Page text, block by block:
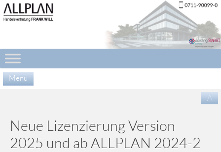
Menü
/\
Neue Lizenzierung Version
2025 und ab ALLPLAN 2024-2